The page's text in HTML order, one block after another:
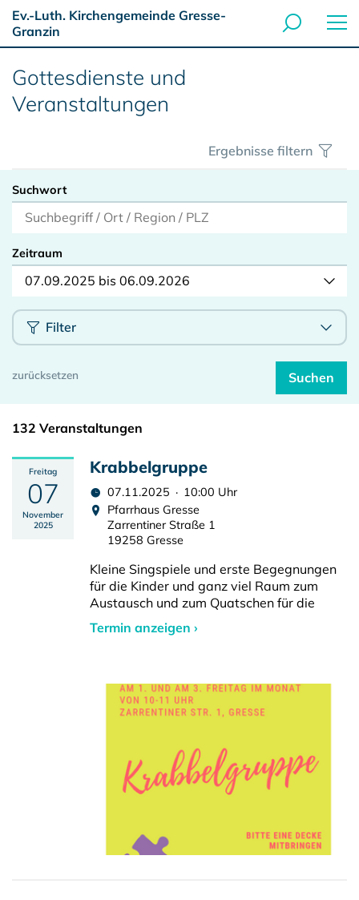
Ev.-Luth. Kirchengemeinde Gresse-
Granzin
Gottesdienste und
Veranstaltungen
Ergebnisse filtern
Suchwort
Zeitraum
07.09.2025 bis 06.09.2026
Filter
132 Veranstaltungen
Freitag
07
November
2025
Krabbelgruppe
07.11.2025 · 10:00 Uhr
Pfarrhaus Gresse
Zarrentiner Straße 1
19258 Gresse
Kleine Singspiele und erste Begegnungen
für die Kinder und ganz viel Raum zum
Austausch und zum Quatschen für die
Termin anzeigen ›